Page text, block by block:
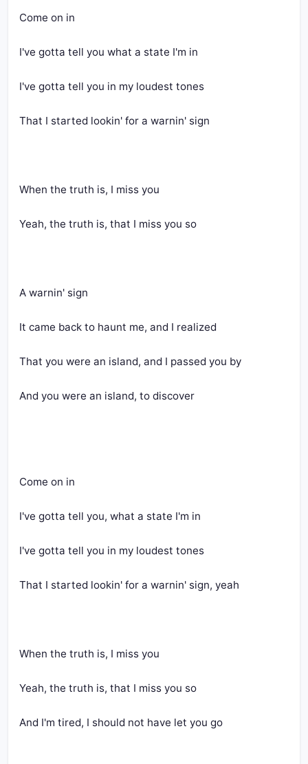
Come on in
I've gotta tell you what a state I'm in
I've gotta tell you in my loudest tones
That I started lookin' for a warnin' sign
When the truth is, I miss you
Yeah, the truth is, that I miss you so
A warnin' sign
It came back to haunt me, and I realized
That you were an island, and I passed you by
And you were an island, to discover
Come on in
I've gotta tell you, what a state I'm in
I've gotta tell you in my loudest tones
That I started lookin' for a warnin' sign, yeah
When the truth is, I miss you
Yeah, the truth is, that I miss you so
And I'm tired, I should not have let you go